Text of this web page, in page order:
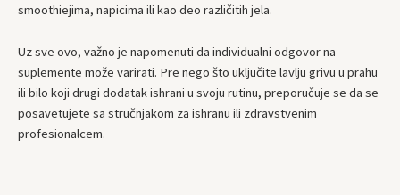
smoothiejima, napicima ili kao deo različitih jela.
Uz sve ovo, važno je napomenuti da individualni odgovor na
suplemente može varirati. Pre nego što uključite lavlju grivu u prahu
ili bilo koji drugi dodatak ishrani u svoju rutinu, preporučuje se da se
posavetujete sa stručnjakom za ishranu ili zdravstvenim
profesionalcem.